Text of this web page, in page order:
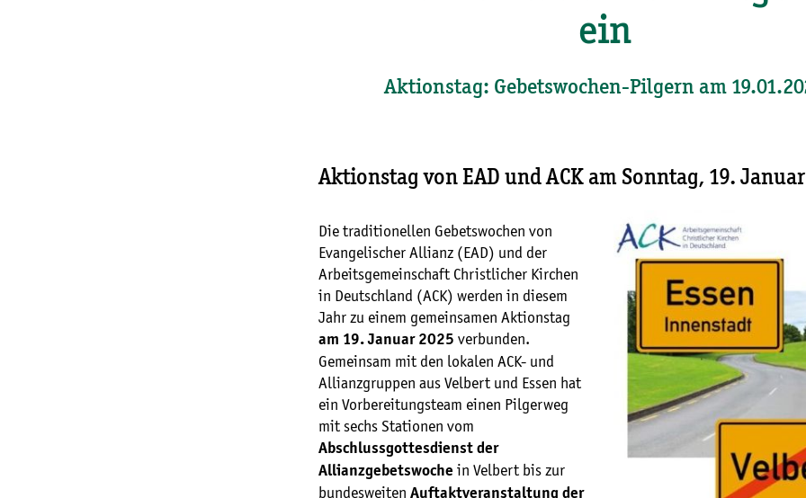
ein
Aktionstag: Gebetswochen-Pilgern am
Aktionstag von EAD und ACK am Sonntag, 19.
Die traditionellen Gebetswochen von
Evangelischer Allianz (EAD) und der
Arbeitsgemeinschaft Christlicher Kirchen
in Deutschland (ACK) werden in diesem
Jahr zu einem gemeinsamen Aktionstag
am 19. Januar 2025 verbunden.
Gemeinsam mit den lokalen ACK- und
Allianzgruppen aus Velbert und Essen hat
ein Vorbereitungsteam einen Pilgerweg
mit sechs Stationen vom
Abschlussgottesdienst der
Allianzgebetswoche in Velbert bis zur
bundesweiten Auftaktveranstaltung der